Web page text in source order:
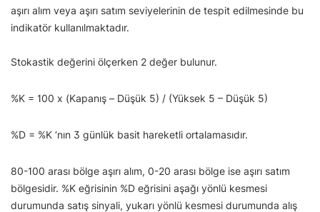
aşırı alım veya aşırı satım seviyelerinin de tespit edilmesinde bu
indikatör kullanılmaktadır.
Stokastik değerini ölçerken 2 değer bulunur.
%K = 100 x (Kapanış – Düşük 5) / (Yüksek 5 – Düşük 5)
%D = %K ‘nın 3 günlük basit hareketli ortalamasıdır.
80-100 arası bölge aşırı alım, 0-20 arası bölge ise aşırı satım
bölgesidir. %K eğrisinin %D eğrisini aşağı yönlü kesmesi
durumunda satış sinyali, yukarı yönlü kesmesi durumunda alış